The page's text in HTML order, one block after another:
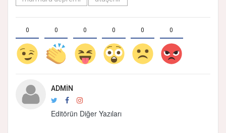
0 0 0 0 0 0
ADMIN
Editörün Diğer Yazıları